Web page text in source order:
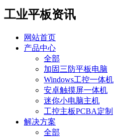
工业平板资讯
网站首页
产品中心
全部
加固三防平板电脑
Windows工控一体机
安卓触摸屏一体机
迷你小电脑主机
工控主板PCBA定制
解决方案
全部